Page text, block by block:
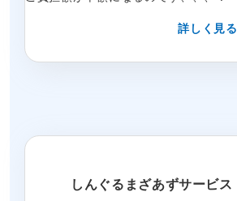
詳しく見る
しんぐるまざあずサービス